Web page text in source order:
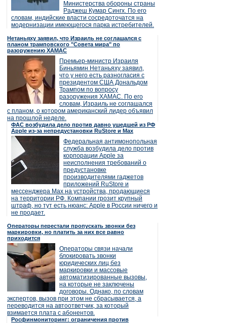
Министерства обороны страны
Раджеш Кумар Сингх. По его
словам, индийские власти сосредоточатся на
модернизации имеющегося парка истребителей.
Нетаньяху заявил, что Израиль не соглашался с
планом трамповского "Совета мира" по
разоружению ХАМАС
Премьер-министр Израиля
Биньямин Нетаньяху заявил,
что у него есть разногласия с
президентом США Дональдом
Трампом по вопросу
разоружения ХАМАС. По его
словам, Израиль не соглашался
с планом, о котором американский лидер объявил
на прошлой неделе.
ФАС возбудила дело против давно ушедшей из РФ
Apple из-за непредустановки RuStore и Max
Федеральная антимонопольная
служба возбудила дело против
корпорации Apple за
неисполнения требований о
предустановке
производителями гаджетов
приложений RuStore и
мессенджера Max на устройства, продающиеся
на территории РФ. Компании грозит крупный
штраф, но тут есть нюанс: Apple в России ничего и
не продает.
Операторы перестали пропускать звонки без
маркировки, но платить за них все равно
приходится
Операторы связи начали
блокировать звонки
юридических лиц без
маркировки и массовые
автоматизированные вызовы,
на которые не заключены
договоры. Однако, по словам
экспертов, вызов при этом не сбрасывается, а
переводится на автоответчик, за который
взимается плата с абонентов.
Росфинмониторинг: ограничения против